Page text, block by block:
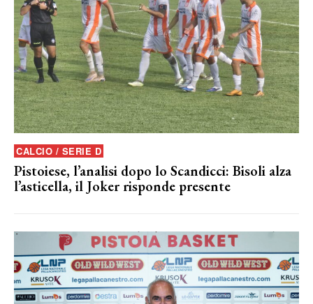
CALCIO / SERIE D
Pistoiese, l’analisi dopo lo Scandicci: Bisoli alza
l’asticella, il Joker risponde presente